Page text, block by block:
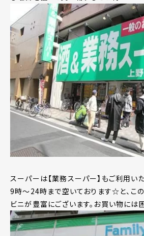
スーパーは【業務スーパー】もご利用い
9時～24時まで空いております☆と、こ
ビニが豊富にございます。お買い物には